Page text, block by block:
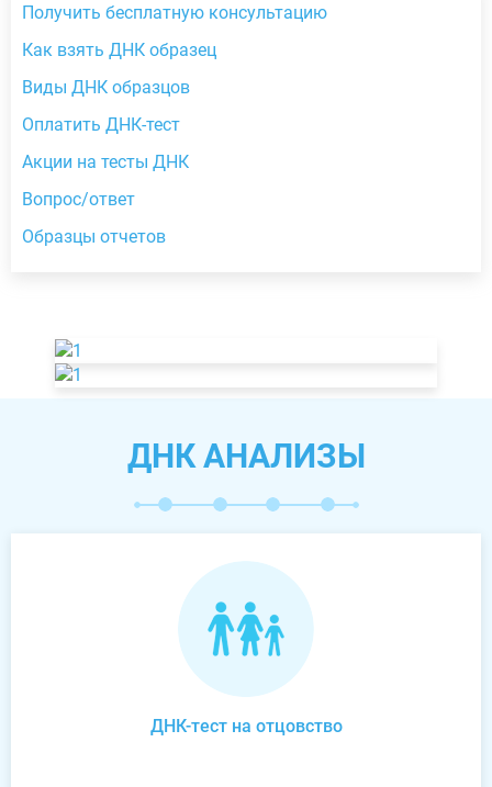
Получить бесплатную консультацию
Как взять ДНК образец
Виды ДНК образцов
Оплатить ДНК-тест
Акции на тесты ДНК
Вопрос/ответ
Образцы отчетов
ДНК АНАЛИЗЫ
ДНК-тест на отцовство